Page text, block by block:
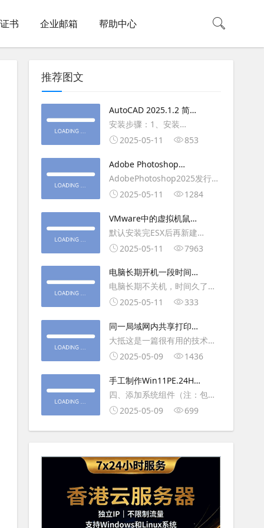
书 企业邮箱 帮助中心
推荐图文
AutoCAD 2025.1.2 简体
中文版（64位）破解版下
载
安装步骤：1、安装
AutoCAD_2025.1.2_Update3、
复制Crack里面的文件到
AutoCAD安装目录里，覆盖同
名文件4、完最低
2025-05-11 853
Adobe Photoshop
2025（v26.6.1）多语言
破解版下载
AdobePhotoshop2025发行
年：2025版本：26.6.1.7开发
平台：WindowsX64界面语
言：英语/匈牙利/匈牙利/越南/
荷兰/印尼/西班牙/西班牙语/意
大利
2025-05-11 1284
VMware中的虚拟机鼠标
移动缓慢,VMware虚拟机
卡顿慢,鼠标移动卡顿问题
默认安装完ESX后再新建
WINDOWS虚拟主机，如
操作虚拟主机，鼠标会非常
钝，这是因为虚拟机没有鼠标
驱动，通过安装vmwaretool后
就可以解决此问
2025-05-11 7963
电脑长期开机一段时间就
卡顿怎么处理
电脑长期不关机，时间久了就
会一直卡，CPU和内存都没占
久，打开任务管理器5秒钟。一
般重启下电脑就可以了或重启
下资源管理器(explorer.exe进
程).
2025-05-11 333
同一局域网内共享打印机
的连接及相关问题解决方
法
大抵这是一篇很有用的技术教
程文章吧！涉及的内容普遍而
不自觉地点赞收藏吧~包含内容
有：共享前的准备工作在设置
打印机共享之前，你得先确保
两台电脑
2025-05-09 1436
手工制作Win11PE.24H2
LTSC2024详细教程2
四、添加系统组件（注：包含
DWM、BitLocker解锁、MMC
第5卷提取以下文件到BOOT文
件夹：;DWM桌面窗口管理器
2025-05-09 699